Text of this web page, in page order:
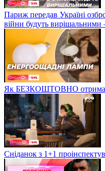
Париж передав Україні
війни будуть вирішальними
Як БЕЗКОШТОВНО отримати
Сніданок з 1+1